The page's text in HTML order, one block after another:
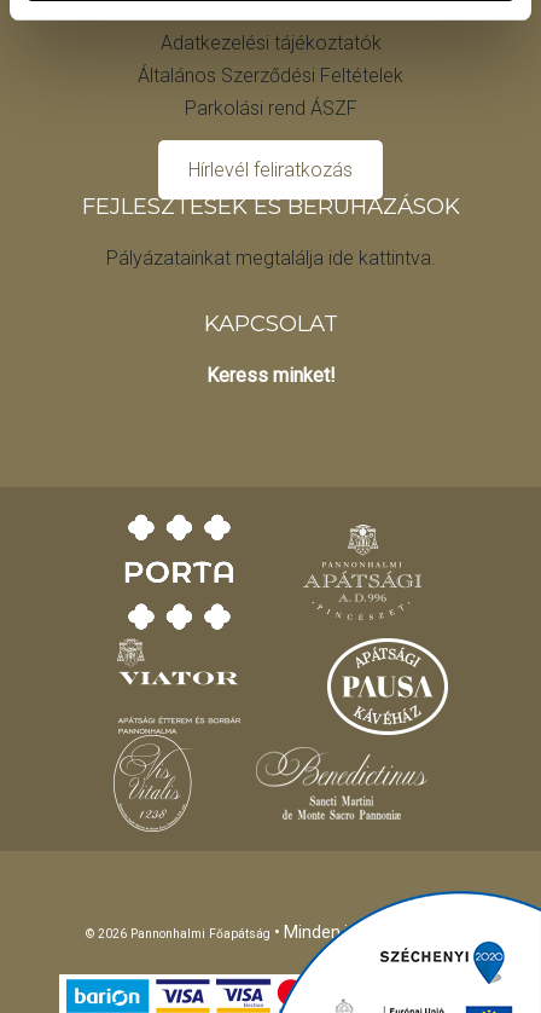
Adatkezelési tájékoztatók
Általános Szerződési Feltételek
Parkolási rend ÁSZF
Hírlevél feliratkozás
FEJLESZTÉSEK ÉS BERUHÁZÁSOK
Pályázatainkat megtalálja ide kattintva.
KAPCSOLAT
Keress minket!
© 2026 Pannonhalmi Főapátság • Minden jog fenntartva!